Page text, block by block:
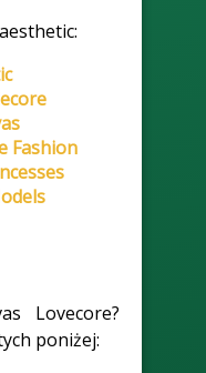
Fashion
Lovecore?
poniżej: